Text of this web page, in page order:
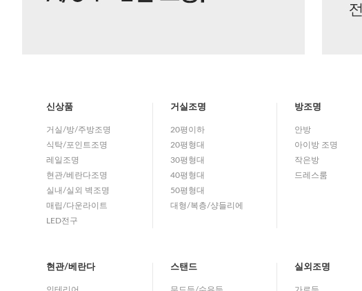
신상품
거실/방/주방조명
식탁/포인트조명
레일조명
현관/베란다조명
실내/실외 벽조명
매립/다운라이트
LED전구
거실조명
20평이하
20평형대
30평형대
40평형대
50평형대
대형/복층/샹들리에
방조명
안방
아이방 조명
작은방
드레스룸
현관/베란다 스탠드 실외조명